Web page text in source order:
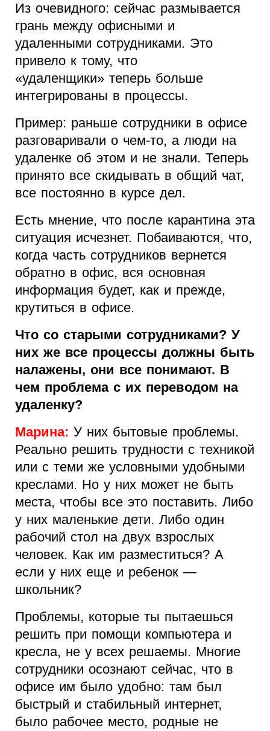
Из очевидного: сейчас размывается
грань между офисными и
удаленными сотрудниками. Это
привело к тому, что
«удаленщики» теперь больше
интегрированы в процессы.
Пример: раньше сотрудники в офисе
разговаривали о чем-то, а люди на
удаленке об этом и не знали. Теперь
принято все скидывать в общий чат,
все постоянно в курсе дел.
Есть мнение, что после карантина эта
ситуация исчезнет. Побаиваются, что,
когда часть сотрудников вернется
обратно в офис, вся основная
информация будет, как и прежде,
крутиться в офисе.
Что со старыми сотрудниками? У
них же все процессы должны быть
налажены, они все понимают. В
чем проблема с их переводом на
удаленку?
Марина: У них бытовые проблемы.
Реально решить трудности с техникой
или с теми же условными удобными
креслами. Но у них может не быть
места, чтобы все это поставить. Либо
у них маленькие дети. Либо один
рабочий стол на двух взрослых
человек. Как им разместиться? А
если у них еще и ребенок —
школьник?
Проблемы, которые ты пытаешься
решить при помощи компьютера и
кресла, не у всех решаемы. Многие
сотрудники осознают сейчас, что в
офисе им было удобно: там был
быстрый и стабильный интернет,
было рабочее место, родные не